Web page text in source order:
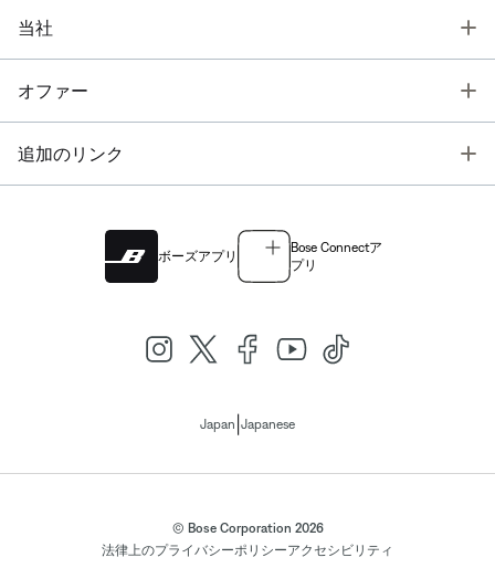
当社
オファー
追加のリンク
ボーズアプリ
Bose Connectア
プリ
Japan Japanese
© Bose Corporation 2026
法律上のプライバシーポリシーアクセシビリティ